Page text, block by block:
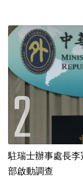
駐瑞士辦事處長
部啟動調查